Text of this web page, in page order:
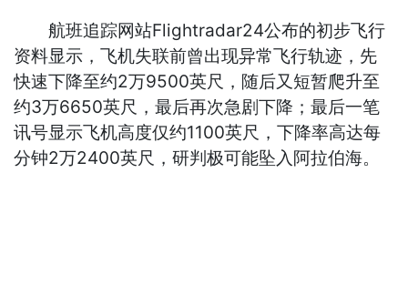
航班追踪网站Flightradar24公布的初步飞行
资料显示，飞机失联前曾出现异常飞行轨迹，先
快速下降至约2万9500英尺，随后又短暂爬升至
约3万6650英尺，最后再次急剧下降；最后一笔
讯号显示飞机高度仅约1100英尺，下降率高达每
分钟2万2400英尺，研判极可能坠入阿拉伯海。